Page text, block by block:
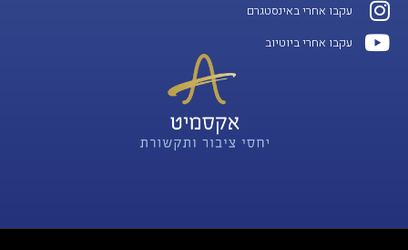
עקבו אחרי באינסטגרם
עקבו אחרי ביוטיוב